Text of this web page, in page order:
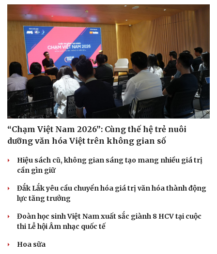
Sức khỏe
Dinh dưỡng - món ngon
Sản phụ khoa
Đời sống
“Chạm Việt Nam 2026”: Cùng thế hệ trẻ nuôi
dưỡng văn hóa Việt trên không gian số
Hiệu sách cũ, không gian sáng tạo mang nhiều giá trị
cần gìn giữ
Đắk Lắk yêu cầu chuyển hóa giá trị văn hóa thành động
lực tăng trưởng
Đoàn học sinh Việt Nam xuất sắc giành 8 HCV tại cuộc
thi Lễ hội Âm nhạc quốc tế
Hoa sữa